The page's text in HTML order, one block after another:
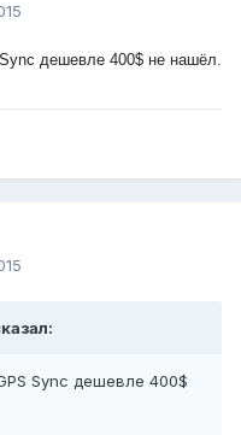
дешевле 400$ не нашёл.
Sync дешевле 400$